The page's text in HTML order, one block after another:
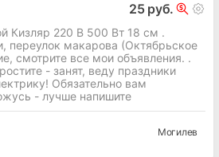
25 руб.
Кизляр 220 В 500 Вт 18 см .
переулок макарова (Октябрьское
смотрите все мои объявления. .
- занят, веду праздники
Обязательно вам
- лучше напишите
Могилев